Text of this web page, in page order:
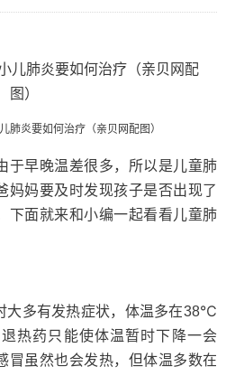
肺炎要如何治疗（亲贝网配图）
于早晚温差很多，所以是儿童肺
妈妈要及时发现孩子是否出现了
下面就来和小编一起看看儿童肺
大多有发热症状，体温多在38℃
热药只能使体温暂时下降一会
冒虽然也会发热，但体温多数在